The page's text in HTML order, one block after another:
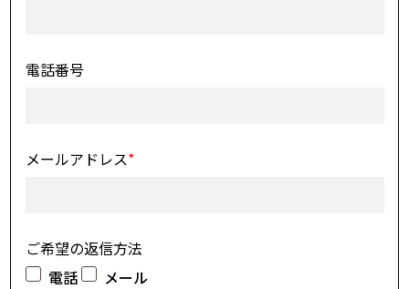
電話番号
メールアドレス*
ご希望の返信方法
電話
メール